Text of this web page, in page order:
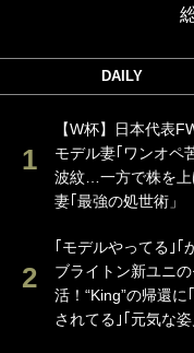
DAILY
【W杯】日本代表
モデル妻｢ワンオペ
波紋…一方で株を
妻｢最強の処世術」
｢モデルやってる｣
ブライトン新ユニ
活！“King”の帰還
されてる｣｢元気な